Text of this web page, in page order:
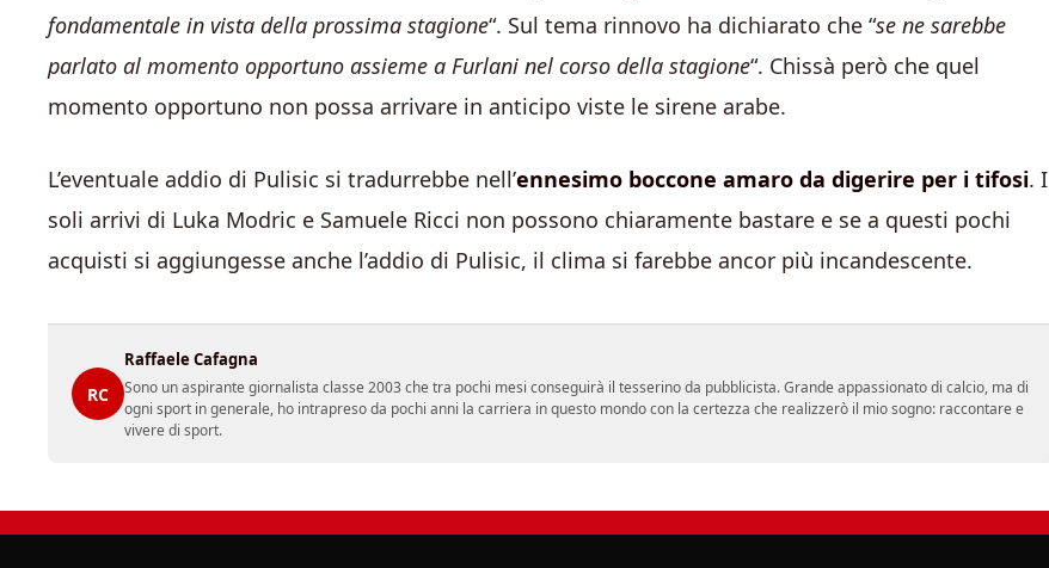
fondamentale in vista della prossima stagione“. Sul tema rinnovo ha dichiarato che “se ne sarebbe
parlato al momento opportuno assieme a Furlani nel corso della stagione“. Chissà però che quel
momento opportuno non possa arrivare in anticipo viste le sirene arabe.
L’eventuale addio di Pulisic si tradurrebbe nell’ennesimo boccone amaro da digerire per i tifosi. I
soli arrivi di Luka Modric e Samuele Ricci non possono chiaramente bastare e se a questi pochi
acquisti si aggiungesse anche l’addio di Pulisic, il clima si farebbe ancor più incandescente.
RC
Raffaele Cafagna
Sono un aspirante giornalista classe 2003 che tra pochi mesi conseguirà il tesserino da pubblicista. Grande appassionato di calcio, ma di
ogni sport in generale, ho intrapreso da pochi anni la carriera in questo mondo con la certezza che realizzerò il mio sogno: raccontare e
vivere di sport.